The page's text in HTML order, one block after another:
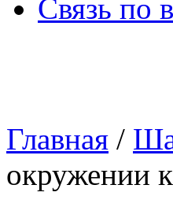
Связь по
Главная /
окружении